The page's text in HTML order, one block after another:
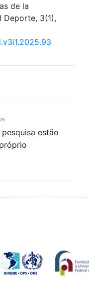
de la
Deporte, 3(1),
estão